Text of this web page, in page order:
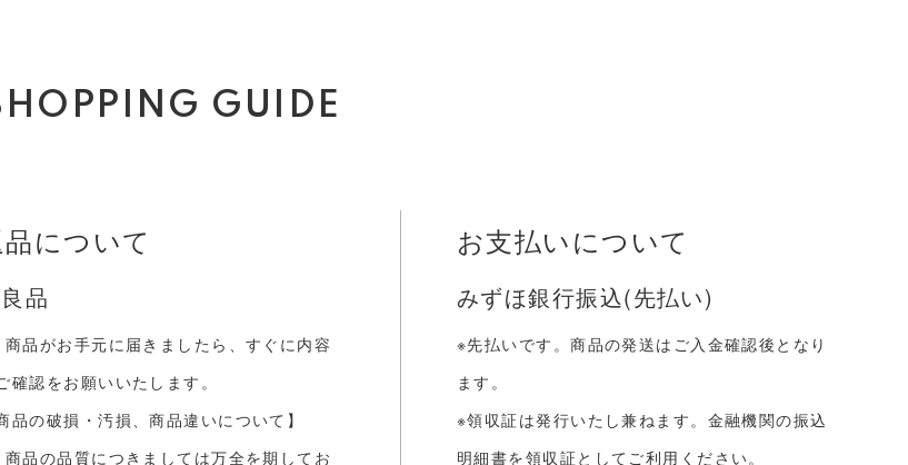
GUIDE
について
品
品がお手元に届きましたら、すぐに内容
確認をお願いいたします。
品の破損・汚損、商品違いについて】
品の品質につきましては万全を期してお
お支払いについて
みずほ銀行振込(先払い)
※先払いです。商品の発送はご入金確認後となり
ます。
※領収証は発行いたし兼ねます。金融機関の振込
明細書を領収証としてご利用ください。